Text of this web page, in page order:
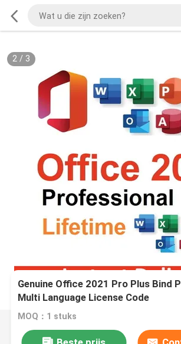
2/ 3
Genuine Office 2021 Pro Plus Bind
Multi Language License Code
MOQ：1 stuks